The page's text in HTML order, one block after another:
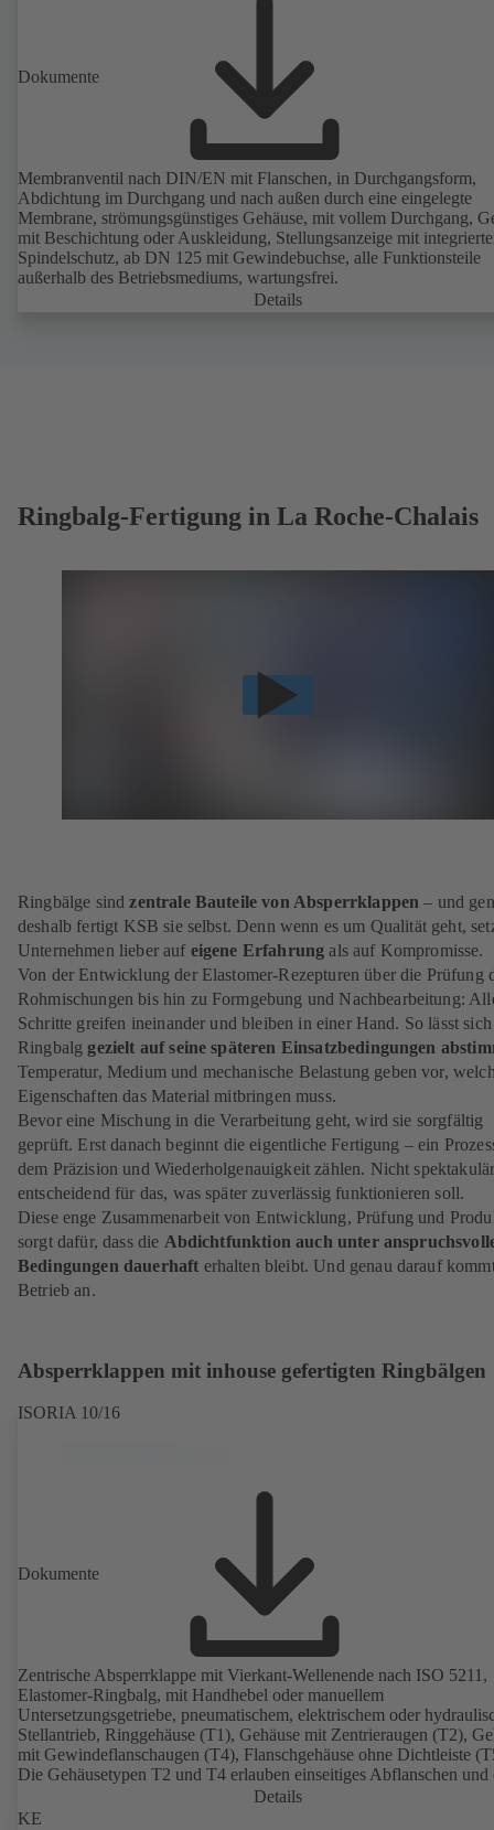
Dokumente
Membranventil nach DIN/EN mit Flanschen, in Durchgangsform,
Abdichtung im Durchgang und nach außen durch eine eingelegte
Membrane, strömungsgünstiges Gehäuse, mit vollem Durchgang,
mit Beschichtung oder Auskleidung, Stellungsanzeige mit
Spindelschutz, ab DN 125 mit Gewindebuchse, alle Funktionsteile
außerhalb des Betriebsmediums, wartungsfrei.
Details
Ringbalg-Fertigung in La Roche-Chalais
Ringbälge sindzentrale Bauteile von Absperrklappen – und
deshalb fertigt KSB sie selbst. Denn wenn es um Qualität geht,
Unternehmen lieber auf eigene Erfahrung als auf Kompromisse.
Von der Entwicklung der Elastomer‑Rezepturen über die Prüfung
Rohmischungen bis hin zu Formgebung und Nachbearbeitung:
Schritte greifen ineinander und bleiben in einer Hand. So lässt
Ringbalggezielt auf seine späteren Einsatzbedingungen
Temperatur, Medium und mechanische Belastung geben vor,
Eigenschaften das Material mitbringen muss.
Bevor eine Mischung in die Verarbeitung geht, wird sie sorgfältig
geprüft. Erst danach beginnt die eigentliche Fertigung – ein
dem Präzision und Wiederholgenauigkeit zählen. Nicht
entscheidend für das, was später zuverlässig funktionieren soll.
Diese enge Zusammenarbeit von Entwicklung, Prüfung und
sorgt dafür, dass die Abdichtfunktion auch unter
Bedingungen dauerhaft erhalten bleibt. Und genau darauf
Betrieb an.
Absperrklappen mit inhouse gefertigten Ringbälgen
ISORIA 10/16
Dokumente
Zentrische Absperrklappe mit Vierkant-Wellenende nach ISO 5211,
Elastomer-Ringbalg, mit Handhebel oder manuellem
Untersetzungsgetriebe, pneumatischem, elektrischem oder
Stellantrieb, Ringgehäuse (T1), Gehäuse mit Zentrieraugen (T2),
mit Gewindeflanschaugen (T4), Flanschgehäuse ohne Dichtleiste
Die Gehäusetypen T2 und T4 erlauben einseitiges Abflanschen und
Einbau als Endarmatur mit Gegenflansch. Anschlüsse nach EN,
JIS.
Details
KE